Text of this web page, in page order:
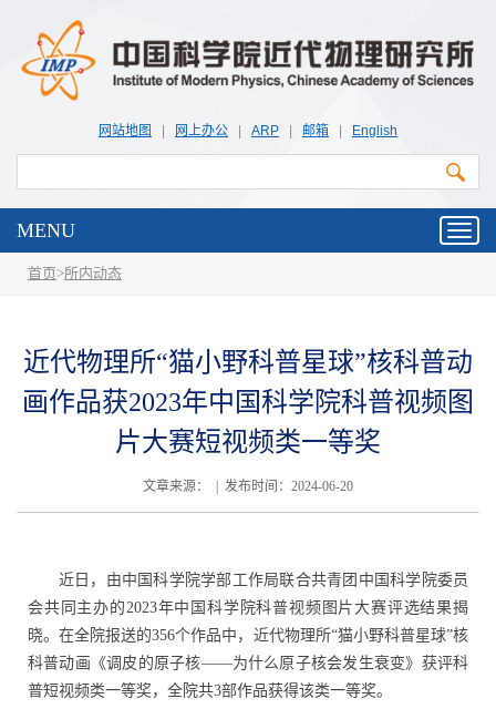
网站地图 网上办公 ARP 邮箱 English
MENU
首页>所内动态
近代物理所“猫小野科普星球”核科普动
画作品获2023年中国科学院科普视频图
片大赛短视频类一等奖
文章来源： | 发布时间：2024-06-20
近日， 由中国科学院学部工作局联合共青团中国科学院委员
会共同主办的 2023年中国科学院科普视频图片大赛评选结果揭
晓。在全院报送的356个作品中，近代物理所“猫小野科普星球”核
科普动画《调皮的原子核——为什么原子核会发生衰变》获评科
普短视频类一等奖，全院共3部作品获得该类一等奖。